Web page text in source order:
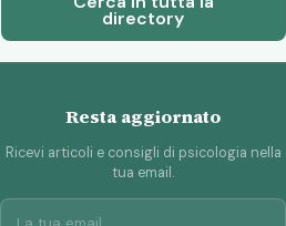
directory
Resta aggiornato
Ricevi articoli e consigli di psicologia nella
tua email.